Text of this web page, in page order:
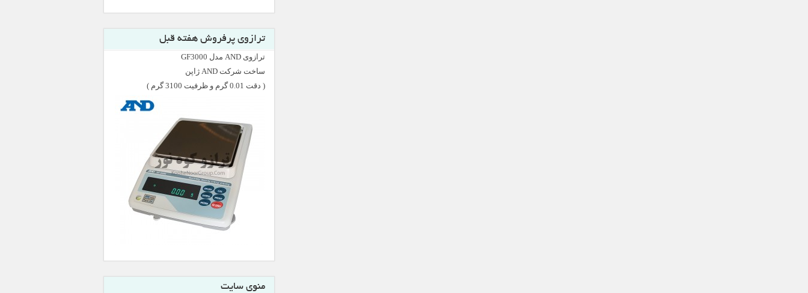
ترازوی پرفروش هفته قبل
ترازوی AND مدل GF3000
ساخت شرکت AND ژاپن
( دقت 0.01 گرم و ظرفیت 3100 گرم )
منوی سایت